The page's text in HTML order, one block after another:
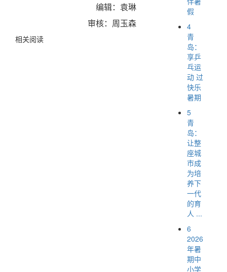
编辑：袁琳
审核：周玉森
相关阅读
假
4
青
岛：
享乒
乓运
动 过
快乐
暑期
5
青
岛：
让整
座城
市成
为培
养下
一代
的育
人 ...
6
2026
年暑
期中
小学